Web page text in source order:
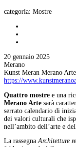
categoria: Mostre
20 gennaio 2025
Merano
Kunst Meran Merano Arte
https://
Quattro mostre e una
Merano Arte sarà
serrato calendario di
dei valori culturali che
nell’ambito dell’arte e
La rassegnaArchitetture